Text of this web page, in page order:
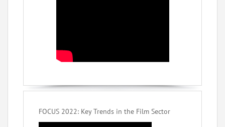
FOCUS 2022: Key Trends in the Film Sector